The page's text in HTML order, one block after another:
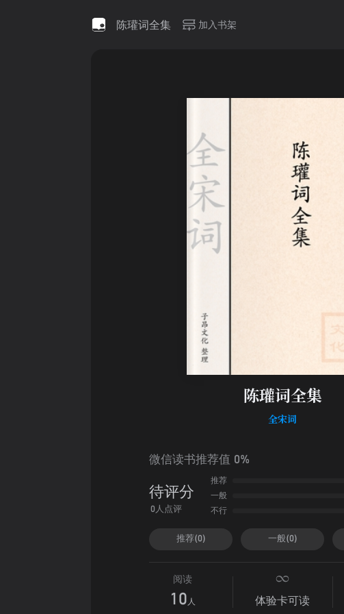
陈瓘词全集 加入书架
陈瓘词全集
全宋词
微信读书推荐值 0%
待评分
0人点评
推荐
一般
不行
推荐(0) 一般(0)
阅读
10 人 体验卡可读